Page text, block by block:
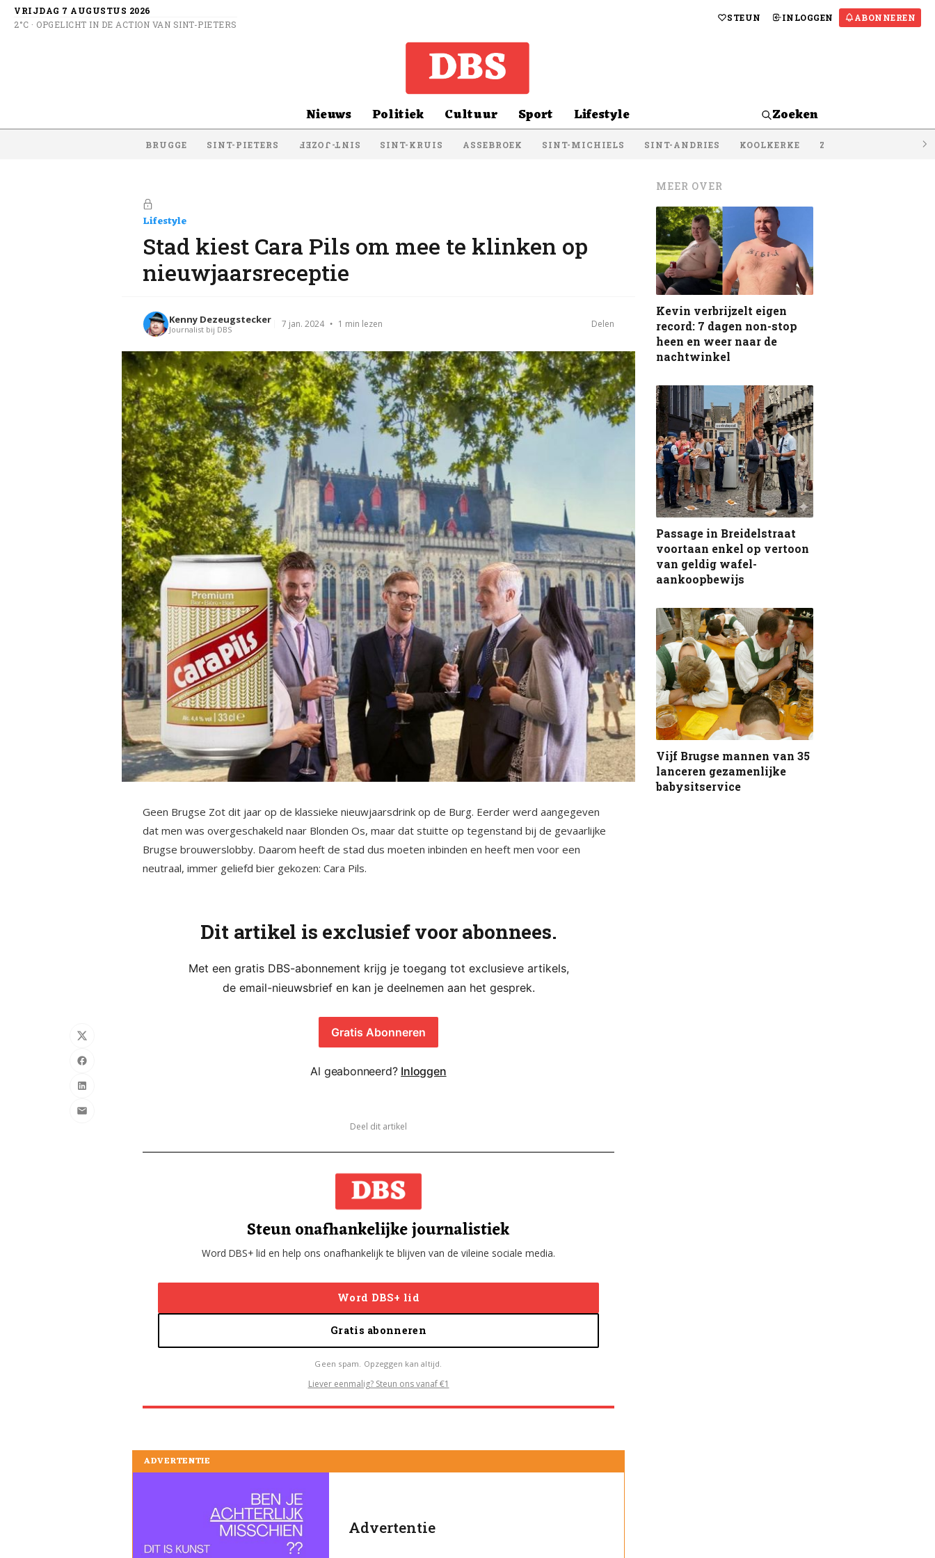
VRIJDAG 7 AUGUSTUS 2026
2°C · OPGELICHT IN DE ACTION VAN SINT-PIETERS
STEUN INLOGGEN ABONNEREN
Nieuws Politiek Cultuur Sport Lifestyle Zoeken
BRUGGE SINT-PIETERS SINT-JOZEF SINT-KRUIS ASSEBROEK SINT-MICHIELS SINT-ANDRIES KOOLKERKE ZEEBRUGGE
Lifestyle
Stad kiest Cara Pils om mee te klinken op
nieuwjaarsreceptie
Kenny Dezeugstecker
Journalist bij DBS 7 jan. 2024 1 min lezen Delen
Geen Brugse Zot dit jaar op de klassieke nieuwjaarsdrink op de Burg. Eerder werd aangegeven
dat men was overgeschakeld naar Blonden Os, maar dat stuitte op tegenstand bij de gevaarlijke
Brugse brouwerslobby. Daarom heeft de stad dus moeten inbinden en heeft men voor een
neutraal, immer geliefd bier gekozen: Cara Pils.
Dit artikel is exclusief voor abonnees.
Met een gratis DBS-abonnement krijg je toegang tot exclusieve artikels,
de email-nieuwsbrief en kan je deelnemen aan het gesprek.
Gratis Abonneren
Al geabonneerd? Inloggen
Deel dit artikel
Steun onafhankelijke journalistiek
Word DBS+ lid en help ons onafhankelijk te blijven van de vileine sociale media.
Word DBS+ lid
Gratis abonneren
Geen spam. Opzeggen kan altijd.
Liever eenmalig? Steun ons vanaf €1
ADVERTENTIE
Advertentie
MEER OVER
Kevin verbrijzelt eigen
record: 7 dagen non-stop
heen en weer naar de
nachtwinkel
Passage in Breidelstraat
voortaan enkel op vertoon
van geldig wafel-
aankoopbewijs
Vijf Brugse mannen van 35
lanceren gezamenlijke
babysitservice